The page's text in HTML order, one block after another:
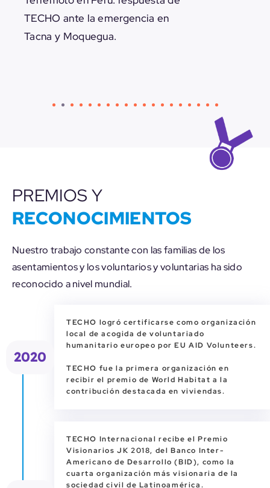
TECHO ante la emergencia en
Tacna y Moquegua.
PREMIOS Y
RECONOCIMIENTOS
Nuestro trabajo constante con las familias de los
asentamientos y los voluntarios y voluntarias ha sido
reconocido a nivel mundial.
TECHO logró certificarse como organización
local de acogida de voluntariado
humanitario europeo por EU AID Volunteers.
TECHO fue la primera organización en
recibir el premio de World Habitat a la
contribución destacada en viviendas.
2020
TECHO Internacional recibe el Premio
Visionarios JK 2018, del Banco Inter-
Americano de Desarrollo (BID), como la
cuarta organización más visionaria de la
sociedad civil de Latinoamérica.